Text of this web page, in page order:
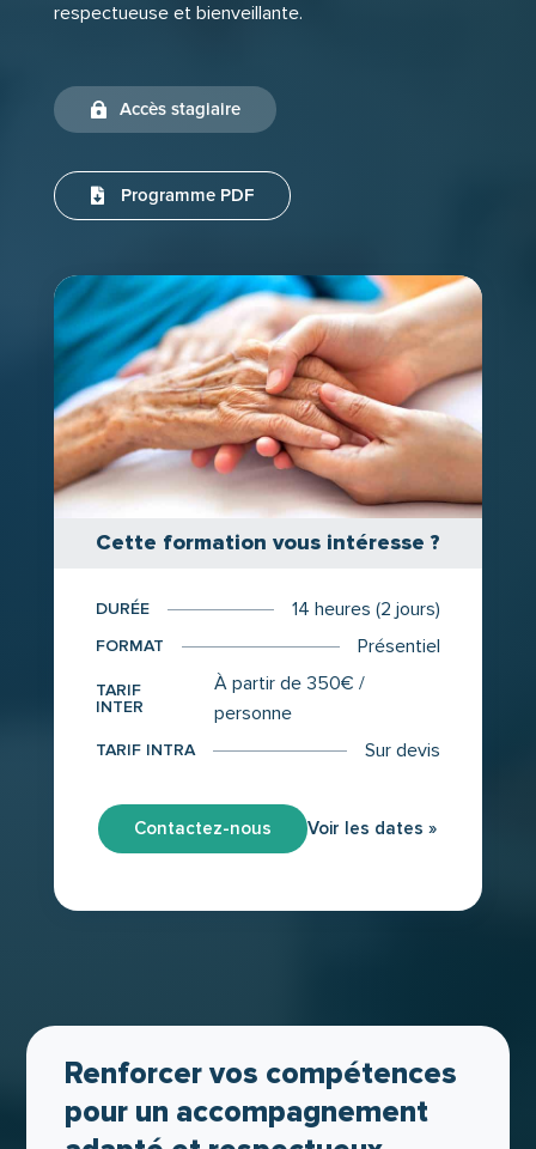
respectueuse et bienveillante.
Accès stagiaire
Programme PDF
Cette formation vous intéresse ?
DURÉE 14 heures (2 jours)
FORMAT Présentiel
TARIF
INTER
À partir de 350€ /
personne
TARIF INTRA Sur devis
Contactez-nous Voir les dates »
Renforcer vos compétences
pour un accompagnement